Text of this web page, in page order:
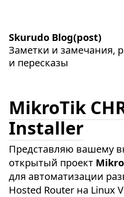
Skurudo Blog(post)
Заметки и замечания,
и пересказы
MikroTik
Installer
Представляю вашему
открытый проект
для автоматизации
Hosted Router на Linux